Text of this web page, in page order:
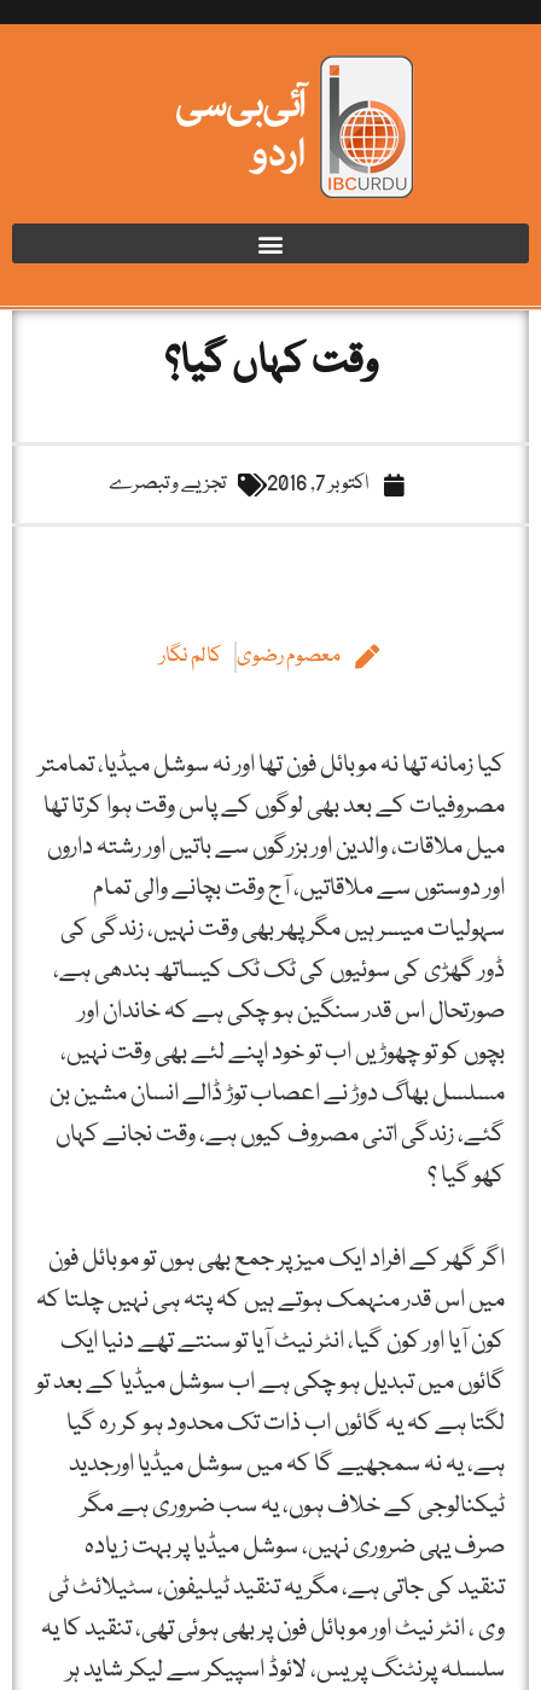
وقت کہاں گیا؟
اکتوبر 7, 2016 تجزیے و تبصرے
معصوم رضوی کالم نگار
کیا زمانہ تھا نہ موبائل فون تھا اور نہ سوشل میڈیا، تمامتر
مصروفیات کے بعد بھی لوگوں کے پاس وقت ہوا کرتا تھا
میل ملاقات، والدین اور بزرگوں سے باتیں اور رشتہ داروں
اور دوستوں سے ملاقاتیں، آج وقت بچانے والی تمام
سہولیات میسر ہیں مگر پھر بھی وقت نہیں، زندگی کی
ڈور گھڑی کی سوئیوں کی ٹک ٹک کیساتھ بندھی ہے،
صورتحال اس قدر سنگین ہو چکی ہے کہ خاندان اور
بچوں کو تو چھوڑیں اب تو خود اپنے لئے بھی وقت نہیں،
مسلسل بھاگ دوڑ نے اعصاب توڑ ڈالے انسان مشین بن
گئے، زندگی اتنی مصروف کیوں ہے، وقت نجانے کہاں
کھو گیا ؟
اگر گھر کے افراد ایک میز پر جمع بھی ہوں تو موبائل فون
میں اس قدر منہمک ہوتے ہیں کہ پتہ ہی نہیں چلتا کہ
کون آیا اور کون گیا، انٹر نیٹ آیا تو سنتے تھے دنیا ایک
گائوں میں تبدیل ہو چکی ہے اب سوشل میڈیا کے بعد تو
لگتا ہے کہ یہ گائوں اب ذات تک محدود ہو کر رہ گیا
ہے، یہ نہ سمجھیے گا کہ میں سوشل میڈیا اورجدید
ٹیکنالوجی کے خلاف ہوں، یہ سب ضروری ہے مگر
صرف یہی ضروری نہیں، سوشل میڈیا پر بہت زیادہ
تنقید کی جاتی ہے، مگر یہ تنقید ٹیلیفون، سٹیلائٹ ٹی
وی ، انٹر نیٹ اور موبائل فون پر بھی ہوئی تھی، تنقید کا یہ
سلسلہ پرنٹنگ پریس، لائوڈ اسپیکر سے لیکر شاید ہر